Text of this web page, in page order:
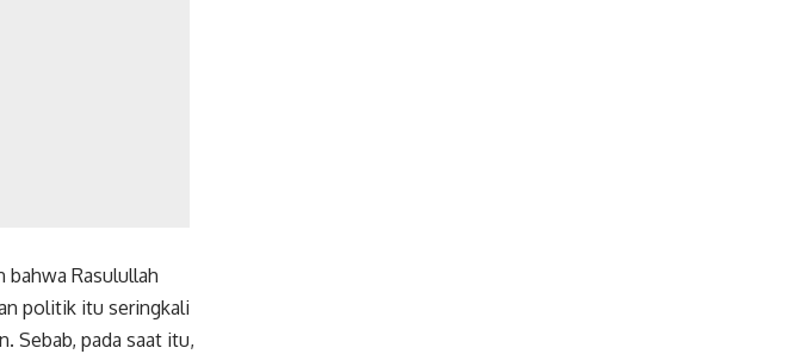
bahwa Rasulullah
politik itu seringkali
Sebab, pada saat itu,